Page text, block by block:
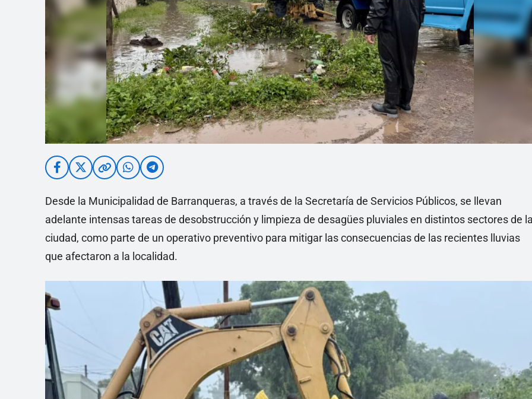
Desde la Municipalidad de Barranqueras, a través de la Secretaría de Servicios Públicos, se llevan
adelante intensas tareas de desobstrucción y limpieza de desagües pluviales en distintos sectores de
ciudad, como parte de un operativo preventivo para mitigar las consecuencias de las recientes lluvias
que afectaron a la localidad.